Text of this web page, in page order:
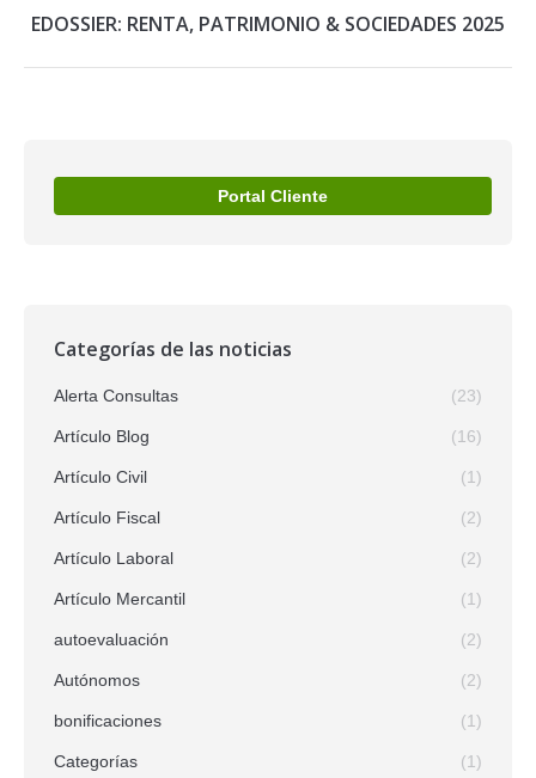
Next
EDOSSIER: RENTA, PATRIMONIO & SOCIEDADES 2025
Portal Cliente
Categorías de las noticias
Alerta Consultas (23)
Artículo Blog (16)
Artículo Civil (1)
Artículo Fiscal (2)
Artículo Laboral (2)
Artículo Mercantil (1)
autoevaluación (2)
Autónomos (2)
bonificaciones (1)
Categorías (1)